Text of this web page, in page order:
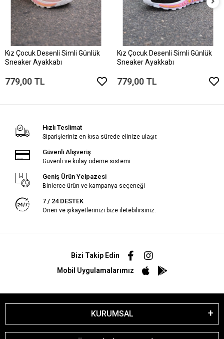
Kız Çocuk Desenli Simli Günlük
Sneaker Ayakkabı
779,00 TL
Kız Çocuk Desenli Simli Günlük
Sneaker Ayakkabı
779,00 TL
Hızlı Teslimat
Siparişleriniz en kısa sürede elinize ulaşır.
Güvenli Alışveriş
Güvenli ve kolay ödeme sistemi
Geniş Ürün Yelpazesi
Binlerce ürün ve kampanya seçeneği
7 / 24 DESTEK
Öneri ve şikayetlerinizi bize iletebilirsiniz.
Bizi Takip Edin
Mobil Uygulamalarımız
KURUMSAL